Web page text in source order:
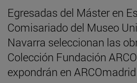
Egresadas del Máster en
Comisariado del Museo
Navarra seleccionan las
Colección Fundación
expondrán en